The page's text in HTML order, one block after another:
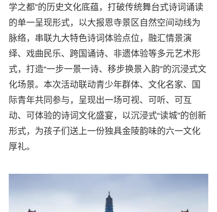
学之都”的历史文化底蕴，打破传统舞台式诗词诵读
的单一呈现形式，以大报恩寺景区自然空间动线为
脉络，串联九大特色诗词体验点位，融汇情景演
绎、戏曲民乐、跨国诵诗、非遗体验等多元艺术形
式，打造“一步一景一诗、移步换景入韵”的沉浸式文
化场景。本次活动联动青少年群体、文化名家、国
际青年共同参与，呈现出一场可视、可听、可互
动、可体验的诗词文化盛宴，以沉浸式“读城”的创新
形式，为孩子们送上一份独具金陵韵味的六一文化
厚礼。